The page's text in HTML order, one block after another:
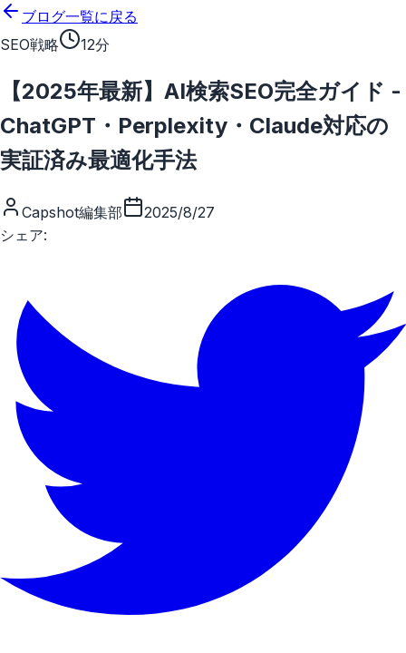
メインコンテンツにスキップ
ブログ一覧に戻る
SEO戦略
12分
【2025年最新】AI検索SEO完全ガイド -
ChatGPT・Perplexity・Claude対応の
実証済み最適化手法
Capshot編集部
2025/8/27
シェア: